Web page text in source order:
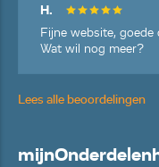
H.
Fijne website, goede
Wat wil nog meer?
Lees alle beoordelingen
mijn